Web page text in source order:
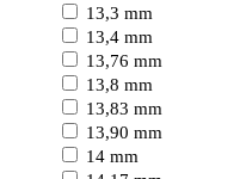
13,3 mm
13,4 mm
13,76 mm
13,8 mm
13,83 mm
13,90 mm
14 mm